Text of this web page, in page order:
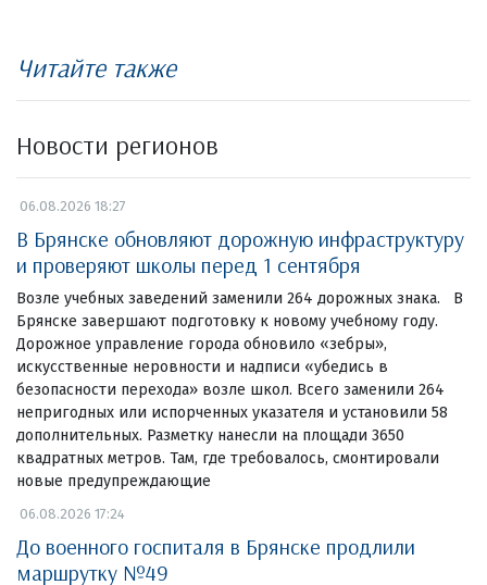
Читайте также
Новости регионов
06.08.2026 18:27
В Брянске обновляют дорожную инфраструктуру
и проверяют школы перед 1 сентября
Возле учебных заведений заменили 264 дорожных знака. В
Брянске завершают подготовку к новому учебному году.
Дорожное управление города обновило «зебры»,
искусственные неровности и надписи «убедись в
безопасности перехода» возле школ. Всего заменили 264
непригодных или испорченных указателя и установили 58
дополнительных. Разметку нанесли на площади 3650
квадратных метров. Там, где требовалось, смонтировали
новые предупреждающие
06.08.2026 17:24
До военного госпиталя в Брянске продлили
маршрутку №49